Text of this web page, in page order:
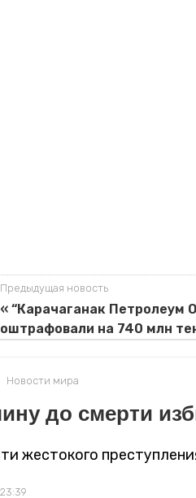
Предыдущая новость
« “Карачаганак Петролеум
оштрафовали на 740 млн